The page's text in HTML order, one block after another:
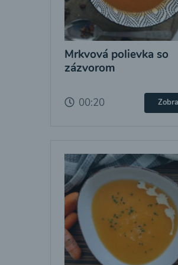
Mrkvová polievka so
zázvorom
00:20